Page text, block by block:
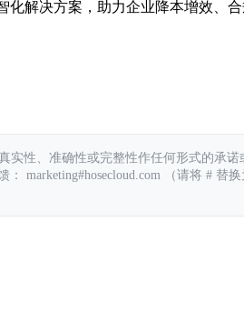
化解决方案，助力企业降本增效、
实性、准确性或完整性作任何形式的承诺
marketing#hosecloud.com （请将 # 替换